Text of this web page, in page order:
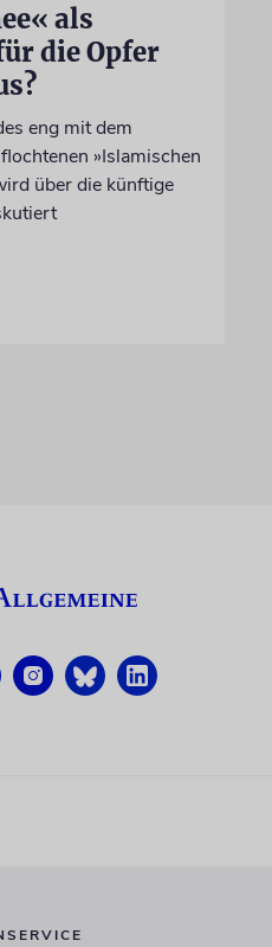
als
die Opfer
eng mit dem
»Islamischen
über die künftige